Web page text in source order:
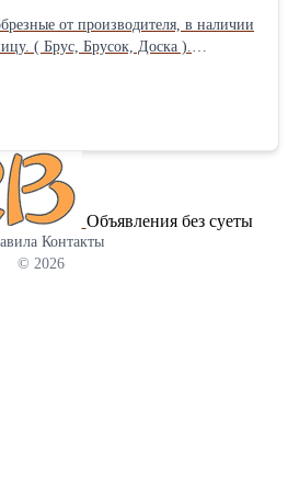
телефону или в магазине на
- в любой поисковик -
от производителя, в наличии
( Брус, Брусок, Доска ).
тел. 8-977-495-34-54-
Объявления без суеты
Контакты
© 2026